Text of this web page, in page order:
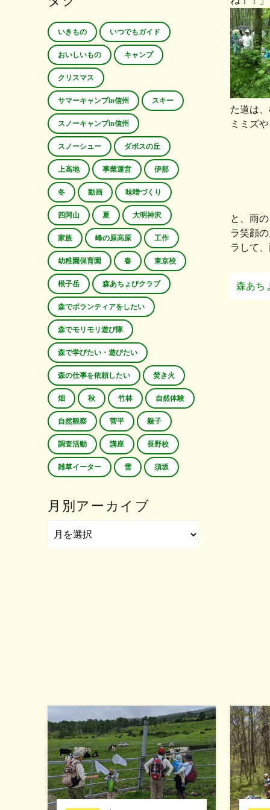
た道は
ミミズ
と、雨
ラ笑顔
ラして
森あち
いきもの いつでもガイド
おいしいもの キャンプ
クリスマス
サマーキャンプin信州 スキー
スノーキャンプin信州
スノーシュー ダボスの丘
上高地 事業運営 伊那
冬 動画 味噌づくり
四阿山 夏 大明神沢
家族 峰の原高原 工作
幼稚園保育園 春 東京校
根子岳 森あちょびクラブ
森でボランティアをしたい
森でモリモリ遊び隊
森で学びたい・遊びたい
森の仕事を依頼したい 焚き火
畑 秋 竹林 自然体験
自然観察 菅平 親子
調査活動 講座 長野校
雑草イーター 雪 須坂
月別アーカイブ